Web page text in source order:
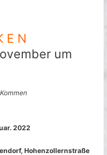
E N
um
2022
Hohenzollernstraße